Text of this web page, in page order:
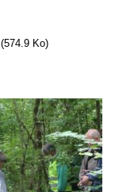
(574.9 Ko)